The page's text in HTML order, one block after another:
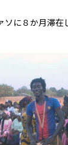
に８か月滞在